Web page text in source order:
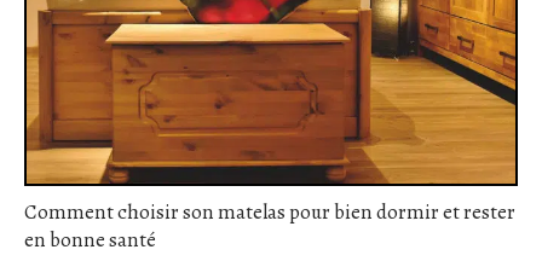
Comment choisir son matelas pour bien dormir et rester
en bonne santé